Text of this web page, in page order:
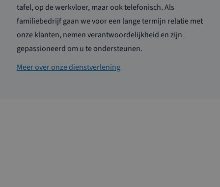
tafel, op de werkvloer, maar ook telefonisch. Als
familiebedrijf gaan we voor een lange termijn relatie met
onze klanten, nemen verantwoordelijkheid en zijn
gepassioneerd om u te ondersteunen.
Meer over onze dienstverlening